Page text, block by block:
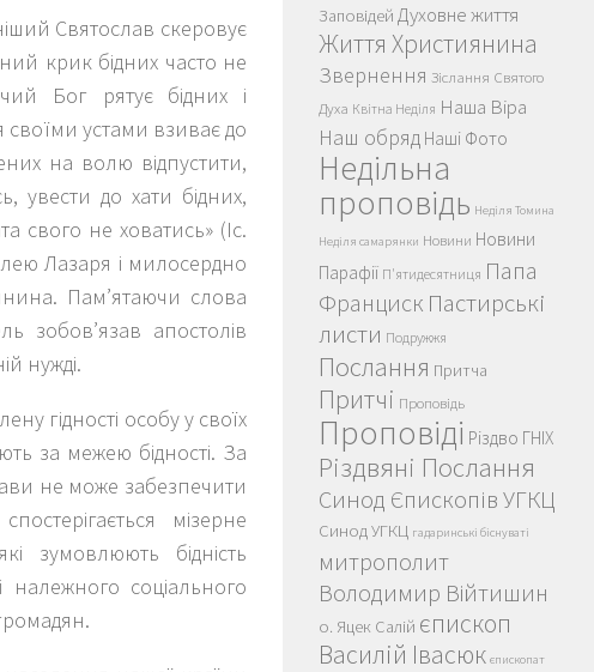
Святослав скеровує
крик бідних часто не
Бог рятує бідних і
своїми устами взиває до
на волю відпустити,
увести до хати бідних,
свого не ховатись» (Іс.
Лазаря і милосердно
Пам’ятаючи слова
зобов’язав апостолів
нужді.
гідності особу у своїх
за межею бідності. За
не може забезпечити
мізерне
зумовлюють бідність
соціального
Заповідей Духовне життя
Життя Християнина
Звернення Зіслання Святого
Духа Квітна Неділя Наша Віра
Наш обряд Наші Фото
Недільна
проповідь Неділя Томина
Неділя самарянки Новини Новини
Парафії П'ятидесятниця Папа
Франциск Пастирські
листи Подружжя
Послання Притча
Притчі Проповідь
Проповіді Різдво ГНІХ
Різдвяні Послання
Синод Єпископів УГКЦ
Синод УГКЦ гадаринські біснуваті
митрополит
Володимир Війтишин
о. Яцек Салій єпископ
Василій Івасюк єпископат